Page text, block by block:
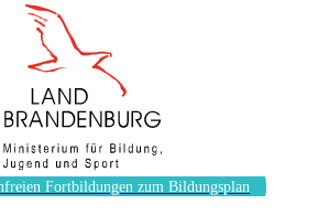
Fortbildungen zum Bildungsplan